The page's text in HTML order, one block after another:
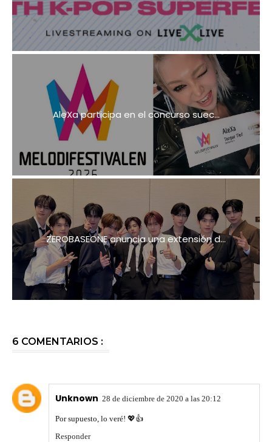
AleXa participa en el concurso suec...
ZEROBASEONE anuncia una extensión d...
6 COMENTARIOS :
Unknown 28 de diciembre de 2020 a las 20:12
Por supuesto, lo veré! 💖👍
Responder